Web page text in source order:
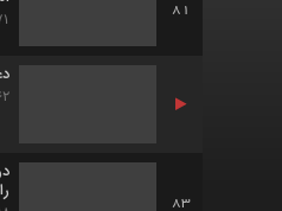
81
۲۶۲
83